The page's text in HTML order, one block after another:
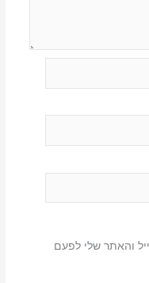
והאתר שלי לפעם